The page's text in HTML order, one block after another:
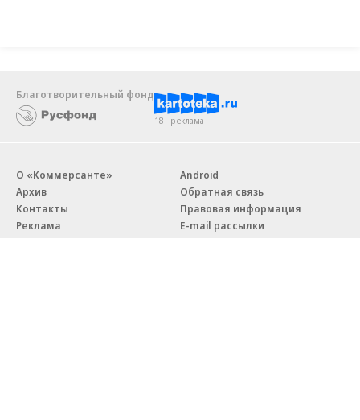
Благотворительный фонд
18+ реклама
О «Коммерсанте»
Архив
Контакты
Реклама
Android
Обратная связь
Правовая информация
E-mail рассылки